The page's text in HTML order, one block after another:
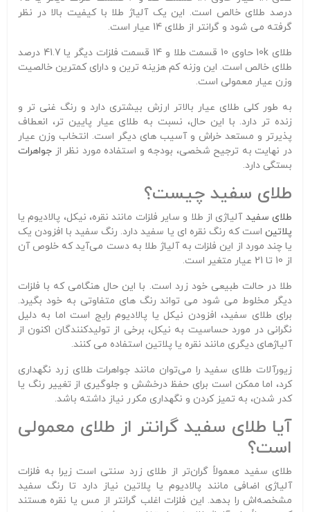
درصد طلای خالص است. این یک آلیاژ طلا با کیفیت بالا در نظر
گرفته می شود و گرانتر از طلای 14 عیار است.
طلای 10k حاوی 10 قسمت طلا و 14 قسمت فلزات دیگر یا 41.7 درصد
طلای خالص است. این وزنه کم هزینه ترین و دارای کمترین خالصیت
وزن عیار معمولی است.
به طور کلی طلای عیار بالاتر ارزش بیشتری دارد و رنگ غنی تر و
زنده تر دارد. با این حال، نسبت به طلای عیار پایین تر، انعطاف
پذیرتر و مستعد خراش و آسیب های دیگر است. انتخاب وزن عیار
در نهایت به ترجیح شخصی، بودجه و استفاده مورد نظر از جواهرات
بستگی دارد.
طلای سفید چیست؟
طلای سفید آلیاژی از طلا و سایر فلزات مانند نقره، نیکل، پالادیوم یا
پلاتین است که رنگ نقره ای یا سفید دارد. رنگ سفید با افزودن یک
یا چند مورد از این فلزات به آلیاژ طلا به دست می‌آید که خلوص آن
از 10 تا 21 عیار متغیر است.
طلا در حالت طبیعی خود زرد است. با این حال هنگامی که با فلزات
دیگر مخلوط می شود می تواند رنگ های متفاوتی به خود بگیرد.
برای طلای سفید، افزودن نیکل یا پالادیوم رایج است اما به دلیل
نگرانی در مورد حساسیت به نیکل، برخی از تولیدکنندگان اکنون از
آلیاژهای دیگری مانند نقره یا پلاتین استفاده می کنند.
زیورآلات طلای سفید را می‌توان مانند جواهرات طلای زرد نگهداری
کرد، اما ممکن است برای حفظ درخشش و جلوگیری از تغییر رنگ یا
کدر شدن، به تمیز کردن و نگهداری مکرر نیاز داشته باشد.
آیا طلای سفید گرانتر از طلای معمولی
است؟
طلای سفید معمولاً گران‌تر از طلای زرد سنتی است زیرا به فلزات
آلیاژی اضافی مانند پالادیوم یا پلاتین نیاز دارد تا رنگ سفید
مشخصه‌اش را بدهد. این فلزات اغلب گرانتر از مس یا نقره هستند